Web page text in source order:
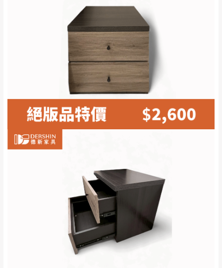
峽山區、石碇、坪
林、福隆、淡水山
運費
$ 9,000以下：
NT$500元
＊A108產品另收運費
NT$500元
＊A108產品另收運費
屋、獅潭鄉
配送天數：5~14天
到貨時間：指定送貨日當天以電話聯絡確認
｜周（一）配送部門固定公休無送貨｜
法搬運上樓等因素，導致無法配送，
保有出貨的權利。
保護物流人員的工作安全，賣家無提供吊掛
服務，若需以吊車或其他的吊掛方式吊運，
費用將由買方自行支付。
因大型傢俱有組裝、配送的問題，並非一般
快速到貨商品，無法指定特定時間送達，司
天在家等貨，以節省您的寶貴時間。
由於百貨公司配送較為不易，故暫無法配送
至百貨公司內部。
若您選擇三聯式或索取兩聯式發票，發票將於商品
完成出貨15個工作天另行寄出，另外約加上2~7個
工作天內送達，如遇國定假日將順延寄送。
退換貨說明：
若收到不良品，請於到貨日起七日內通知本